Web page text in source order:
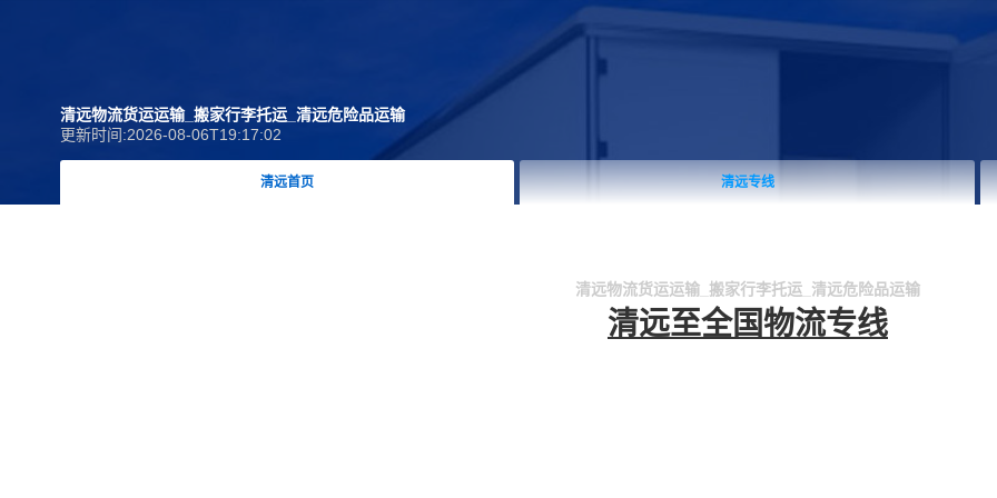
清远物流货运运输_搬家行李托运_清远危险品运输
更新时间:2026-08-06T19:17:02
清远首页 清远专线
清远物流货运运输_搬家行李托运_清远危险品运输
清远至全国物流专线